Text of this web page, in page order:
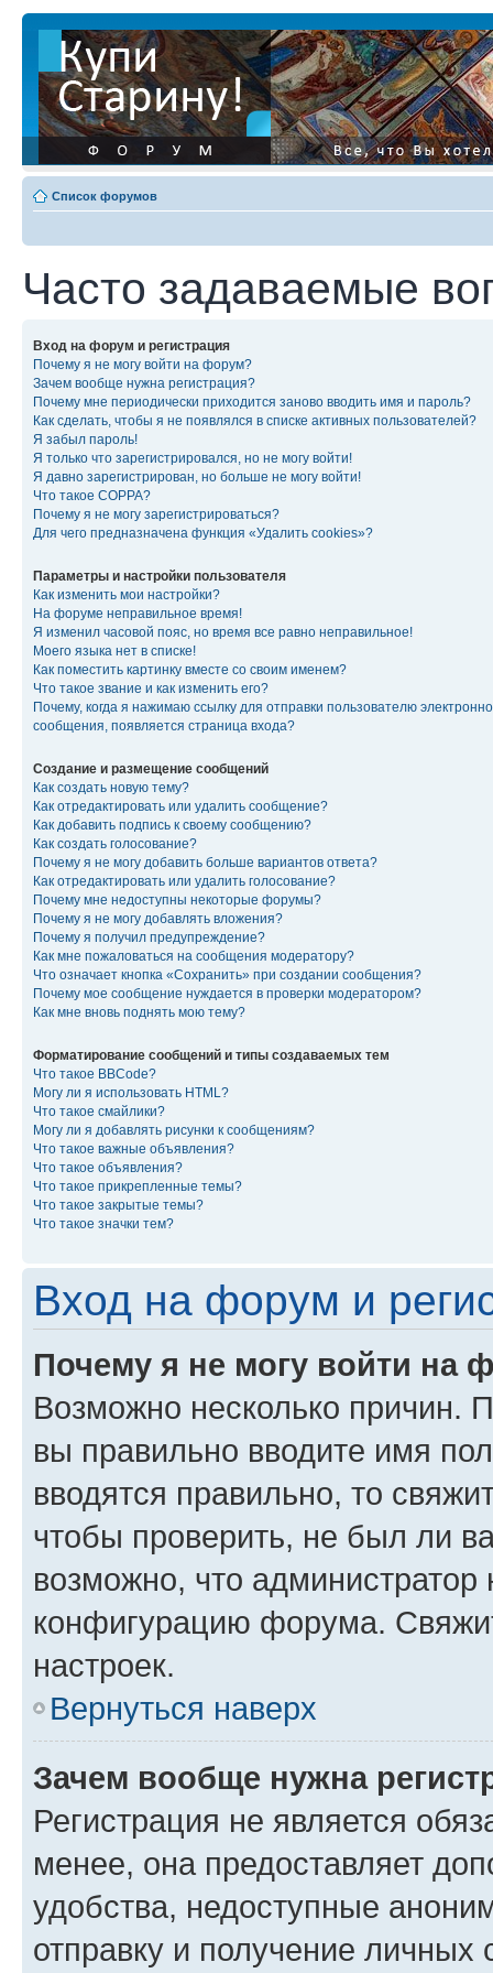
Список форумов
Часто задаваемые
Вход на форум и регистрация
Почему я не могу войти на форум?
Зачем вообще нужна регистрация?
Почему мне периодически приходится заново вводить имя и пароль?
Как сделать, чтобы я не появлялся в списке активных пользователей?
Я забыл пароль!
Я только что зарегистрировался, но не могу войти!
Я давно зарегистрирован, но больше не могу войти!
Что такое COPPA?
Почему я не могу зарегистрироваться?
Для чего предназначена функция «Удалить cookies»?
Параметры и настройки пользователя
Как изменить мои настройки?
На форуме неправильное время!
Я изменил часовой пояс, но время все равно неправильное!
Моего языка нет в списке!
Как поместить картинку вместе со своим именем?
Что такое звание и как изменить его?
Почему, когда я нажимаю ссылку для отправки пользователю
сообщения, появляется страница входа?
Создание и размещение сообщений
Как создать новую тему?
Как отредактировать или удалить сообщение?
Как добавить подпись к своему сообщению?
Как создать голосование?
Почему я не могу добавить больше вариантов ответа?
Как отредактировать или удалить голосование?
Почему мне недоступны некоторые форумы?
Почему я не могу добавлять вложения?
Почему я получил предупреждение?
Как мне пожаловаться на сообщения модератору?
Что означает кнопка «Сохранить» при создании сообщения?
Почему мое сообщение нуждается в проверки модератором?
Как мне вновь поднять мою тему?
Форматирование сообщений и типы создаваемых тем
Что такое BBCode?
Могу ли я использовать HTML?
Что такое смайлики?
Могу ли я добавлять рисунки к сообщениям?
Что такое важные объявления?
Что такое объявления?
Что такое прикрепленные темы?
Что такое закрытые темы?
Что такое значки тем?
Вход на форум и
Почему я не могу войти на
Возможно несколько причин.
вы правильно вводите имя
вводятся правильно, то
чтобы проверить, не был ли
возможно, что администратор
конфигурацию форума.
настроек.
Вернуться наверх
Зачем вообще нужна
Регистрация не является
менее, она предоставляет
удобства, недоступные
отправку и получение